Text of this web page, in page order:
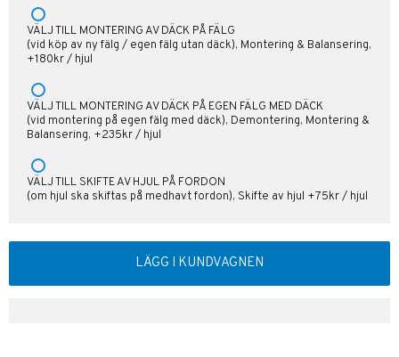
VÄLJ TILL MONTERING AV DÄCK PÅ FÄLG
(vid köp av ny fälg / egen fälg utan däck), Montering & Balansering,
+180kr / hjul
VÄLJ TILL MONTERING AV DÄCK PÅ EGEN FÄLG MED DÄCK
(vid montering på egen fälg med däck), Demontering, Montering &
Balansering, +235kr / hjul
VÄLJ TILL SKIFTE AV HJUL PÅ FORDON
(om hjul ska skiftas på medhavt fordon), Skifte av hjul +75kr / hjul
LÄGG I KUNDVAGNEN